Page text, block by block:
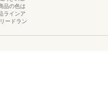
品の色は
ラインア
ードラン